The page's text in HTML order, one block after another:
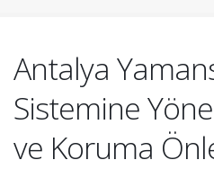
Antalya
Sistemine
ve Koruma